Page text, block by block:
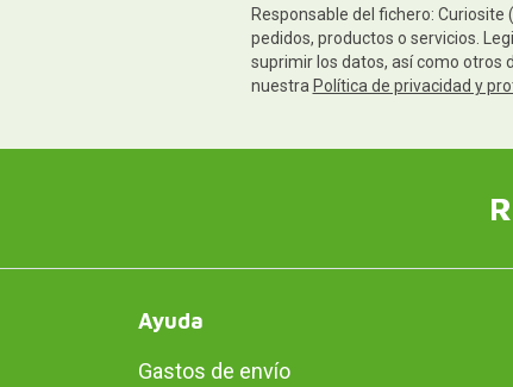
Responsable del fichero:
pedidos, productos o servicios.
suprimir los datos, así como otros
nuestra Política de privacidad y
Ayuda
Gastos de envío